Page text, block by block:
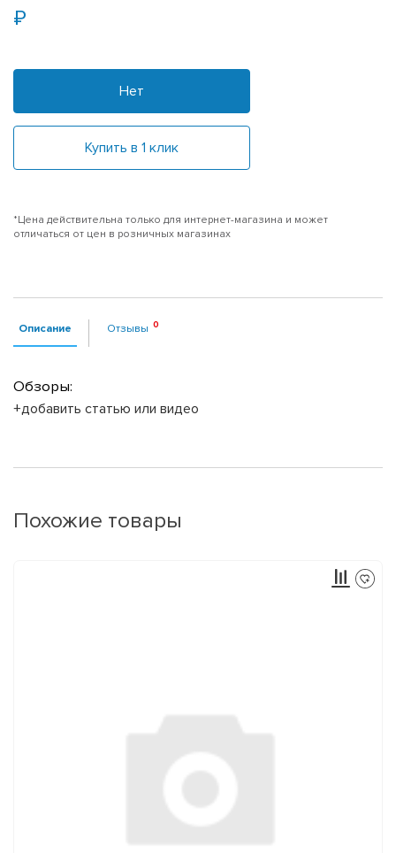
Нет
Купить в 1 клик
*Цена действительна только для интернет-магазина и может
отличаться от цен в розничных магазинах
Описание Отзывы
Обзоры:
+добавить статью или видео
Похожие товары